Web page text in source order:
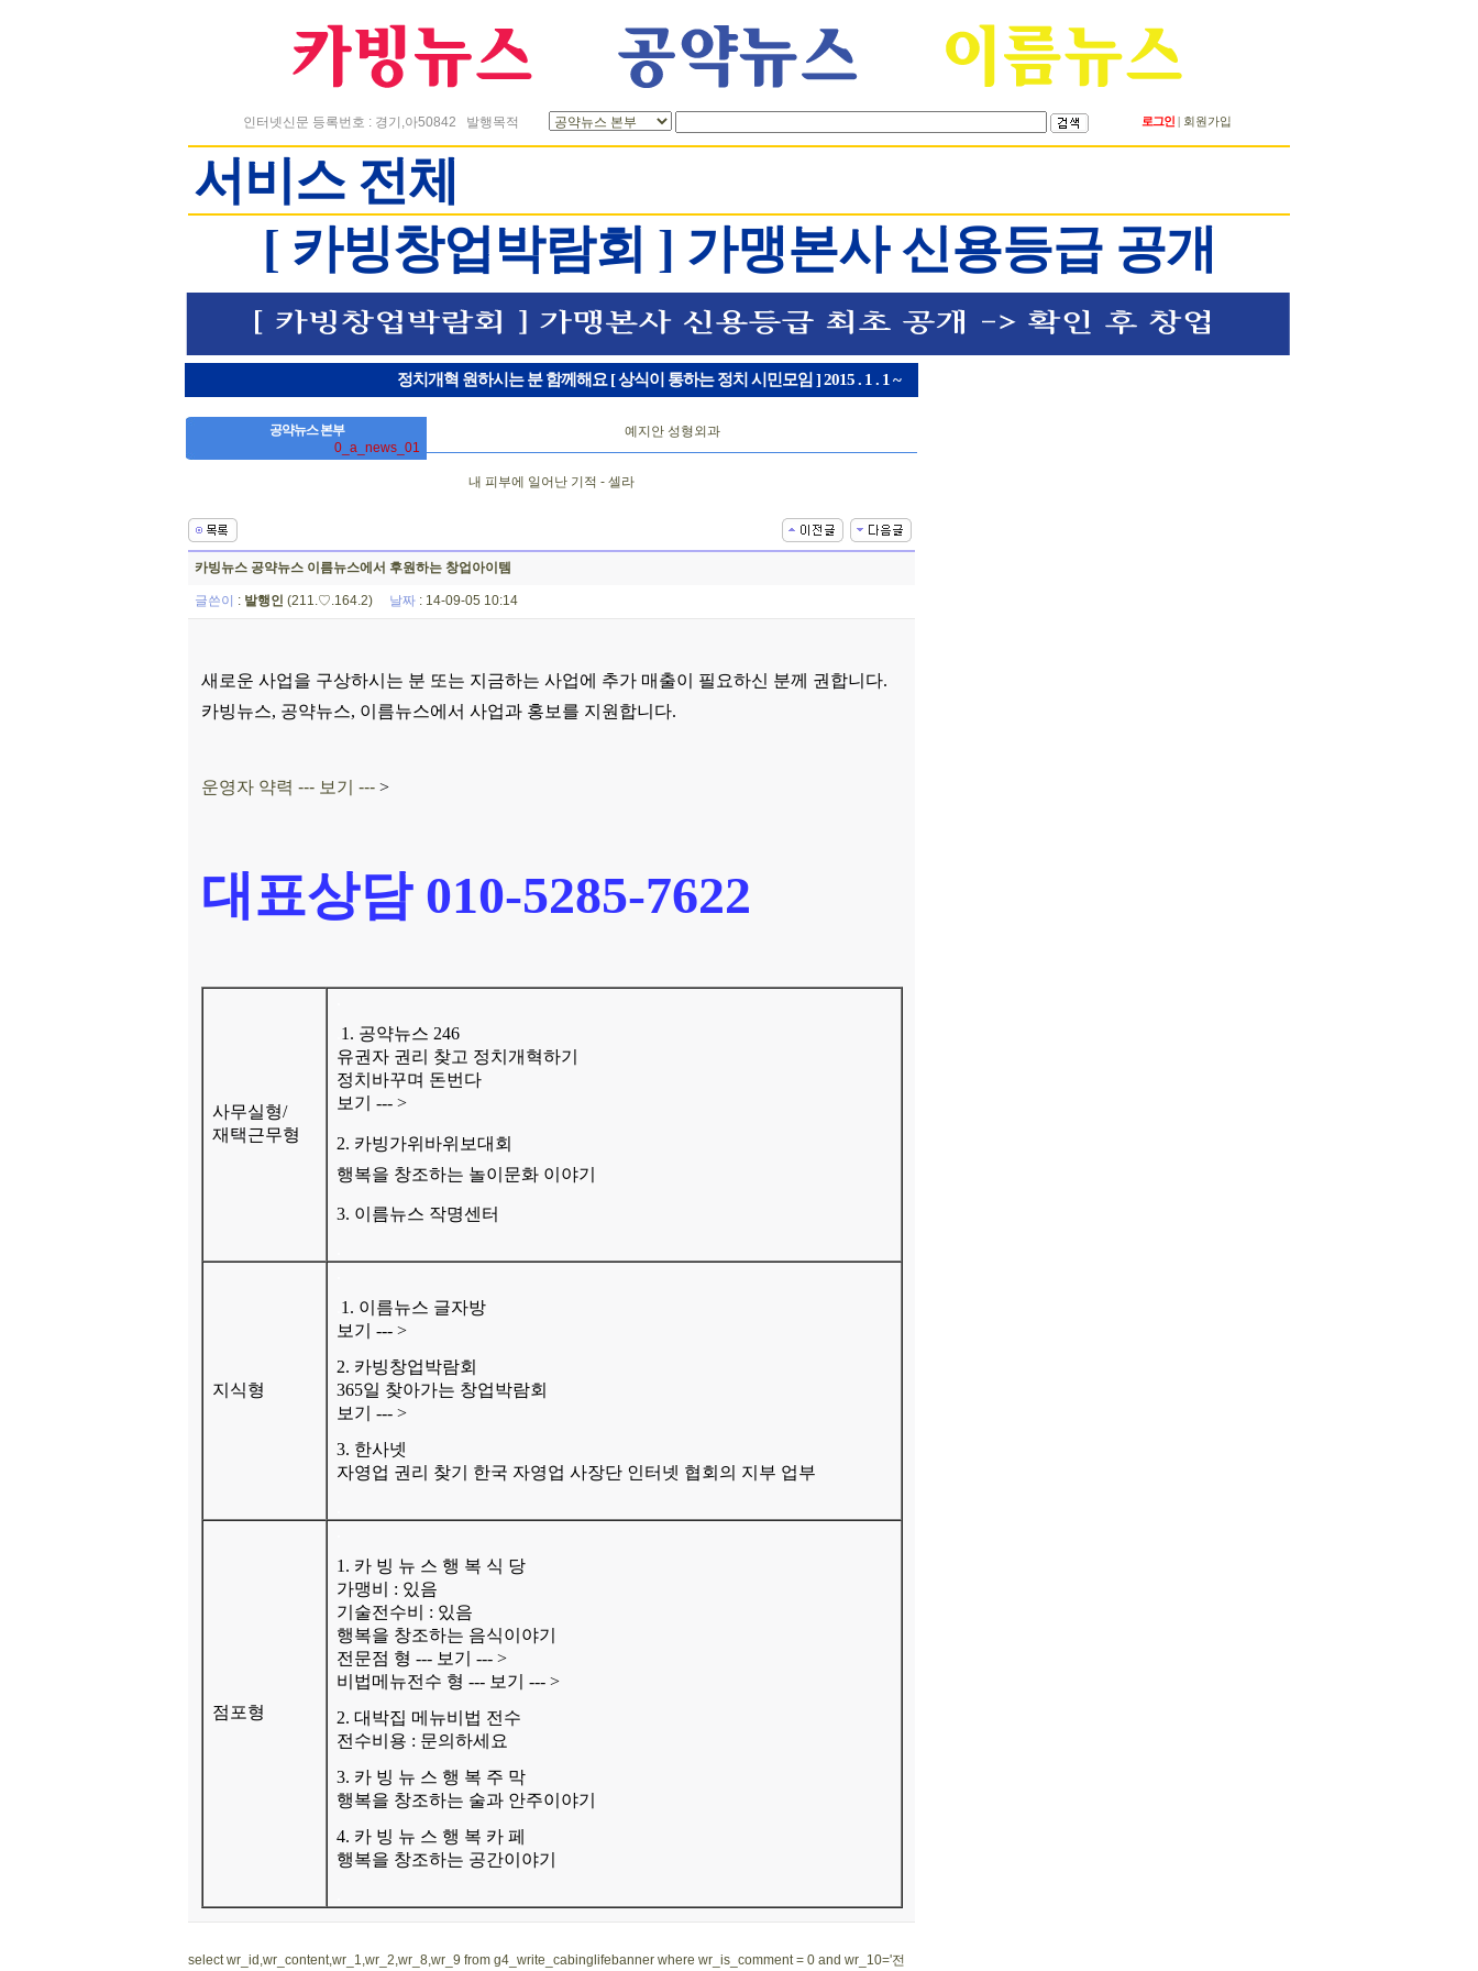
인터넷신문 등록번호 : 경기,아50842 발행목적 로그인 회원가입
서비스 전체
[ 카빙창업박람회 ] 가맹본사 신용등급 공개
정치개혁 원하시는 분 함께해요 [ 상식이 통하는 정치 시민모임 ] 2015 . 1 . 1 ~
공약뉴스 본부
0_a_news_01
예지안 성형외과
내 피부에 일어난 기적 - 셀라
카빙뉴스 공약뉴스 이름뉴스에서 후원하는 창업아이템
글쓴이 : 발행인 (211.♡.164.2) 날짜 : 14-09-05 10:14
새로운 사업을 구상하시는 분 또는 지금하는 사업에 추가 매출이 필요하신 분께 권합니다.
카빙뉴스, 공약뉴스, 이름뉴스에서 사업과 홍보를 지원합니다.
운영자 약력 --- 보기 --- >
대표상담 010-5285-7622
사무실형/
재택근무형
1. 공약뉴스 246
유권자 권리 찾고 정치개혁하기
정치바꾸며 돈번다
보기 --- >
2. 카빙가위바위보대회
행복을 창조하는 놀이문화 이야기
3. 이름뉴스 작명센터
지식형
1. 이름뉴스 글자방
보기 --- >
2. 카빙창업박람회
365일 찾아가는 창업박람회
보기 --- >
3. 한사넷
자영업 권리 찾기 한국 자영업 사장단 인터넷 협회의 지부 업부
점포형
1. 카 빙 뉴 스 행 복 식 당
가맹비 : 있음
기술전수비 : 있음
행복을 창조하는 음식이야기
전문점 형 --- 보기 --- >
비법메뉴전수 형 --- 보기 --- >
2. 대박집 메뉴비법 전수
전수비용 : 문의하세요
3. 카 빙 뉴 스 행 복 주 막
행복을 창조하는 술과 안주이야기
4. 카 빙 뉴 스 행 복 카 페
행복을 창조하는 공간이야기
select wr_id,wr_content,wr_1,wr_2,wr_8,wr_9 from g4_write_cabinglifebanner where wr_is_comment = 0 and wr_10='전